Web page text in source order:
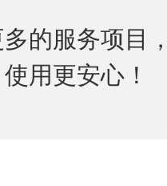
的服务项目
用更安心！